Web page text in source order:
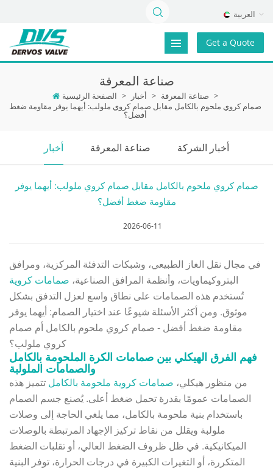
العربية
Get a Quote
صناعة المعرفة
الصفحة الرئيسية > أخبار > صناعة المعرفة >
صمام كروي ملحوم بالكامل مقابل صمام كروي ملولب: أيهما يوفر مقاومة ضغط
أفضل؟
أخبار صناعة المعرفة أخبار الشركة
صمام كروي ملحوم بالكامل مقابل صمام كروي ملولب: أيهما يوفر
مقاومة ضغط أفضل؟
2026-06-11
في مجال نقل الغاز الطبيعي، وشبكات التدفئة المركزية، ومرافق
البتروكيماويات، وأنظمة المرافق الصناعية، صمامات كروية
تُستخدم هذه الصمامات على نطاق واسع لعزل التدفق بشكل
موثوق. ومن أكثر الأسئلة شيوعًا عند اختيار الصمام: أيهما يوفر
مقاومة ضغط أفضل - صمام كروي ملحوم بالكامل أم صمام
كروي ملولب؟
فهم الفرق الهيكلي بين صمامات الكرة الملحومة بالكامل
والصمامات الملولبة
من منظور هيكلي، صمامات كروية ملحومة بالكامل تتميز هذه
الصمامات عمومًا بقدرة تحمل ضغط أعلى. يُصنع جسم الصمام
باستخدام بنية ملحومة بالكامل، مما يلغي الحاجة إلى وصلات
ملولبة ويقلل من نقاط تركيز الإجهاد المرتبطة بالوصلات
الميكانيكية. في ظل ظروف الضغط العالي، أو تقلبات الضغط
المتكررة، أو التغيرات الكبيرة في درجات الحرارة، توفر البنية